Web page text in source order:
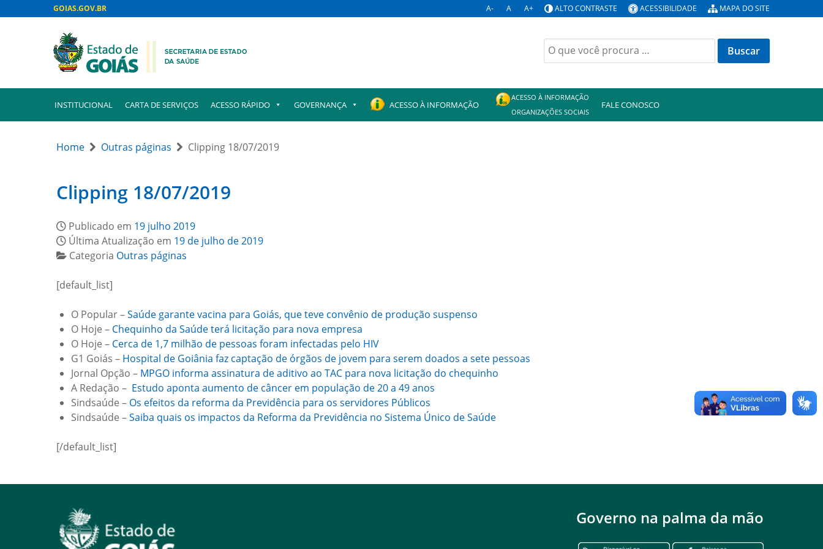
GOIAS.GOV.BR A- A A+ ALTO CONTRASTE ACESSIBILIDADE MAPA DO SITE
Buscar
por:
INSTITUCIONAL CARTA DE SERVIÇOS ACESSO RÁPIDO GOVERNANÇA ACESSO À INFORMAÇÃO
ACESSO À INFORMAÇÃO
ORGANIZAÇÕES SOCIAIS
FALE CONOSCO
Home Outras páginas Clipping 18/07/2019
Clipping 18/07/2019
Publicado em 19 julho 2019
Última Atualização em 19 de julho de 2019
Categoria Outras páginas
[default_list]
O Popular –Saúde garante vacina para Goiás, que teve convênio de produção suspenso
O Hoje – Chequinho da Saúde terá licitação para nova empresa
O Hoje – Cerca de 1,7 milhão de pessoas foram infectadas pelo HIV
G1 Goiás – Hospital de Goiânia faz captação de órgãos de jovem para serem doados a sete pessoas
Jornal Opção – MPGO informa assinatura de aditivo ao TAC para nova licitação do chequinho
A Redação – Estudo aponta aumento de câncer em população de 20 a 49 anos
Sindsaúde – Os efeitos da reforma da Previdência para os servidores Públicos
Sindsaúde –Saiba quais os impactos da Reforma da Previdência no Sistema Único de Saúde
[/default_list]
Governo na palma da mão